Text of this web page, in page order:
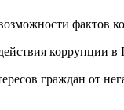
граждан от